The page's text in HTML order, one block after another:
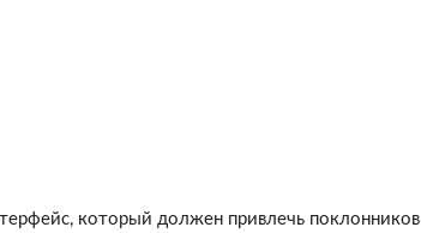
который должен привлечь поклонников